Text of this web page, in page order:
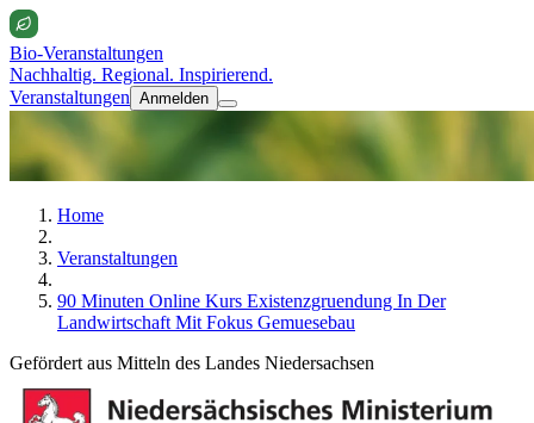
Bio-Veranstaltungen
Nachhaltig. Regional. Inspirierend.
Veranstaltungen Anmelden
Home
Veranstaltungen
90 Minuten Online Kurs Existenzgruendung In Der
Landwirtschaft Mit Fokus Gemuesebau
Gefördert aus Mitteln des Landes Niedersachsen